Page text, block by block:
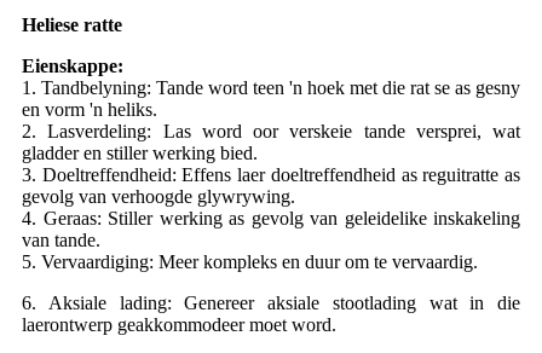
Heliese ratte
Eienskappe:
1. Tandbelyning: Tande word teen 'n hoek met die rat se as gesny
en vorm 'n heliks.
2. Lasverdeling: Las word oor verskeie tande versprei, wat
gladder en stiller werking bied.
3. Doeltreffendheid: Effens laer doeltreffendheid as reguitratte as
gevolg van verhoogde glywrywing.
4. Geraas: Stiller werking as gevolg van geleidelike inskakeling
van tande.
5. Vervaardiging: Meer kompleks en duur om te vervaardig.
6. Aksiale lading: Genereer aksiale stootlading wat in die
laerontwerp geakkommodeer moet word.